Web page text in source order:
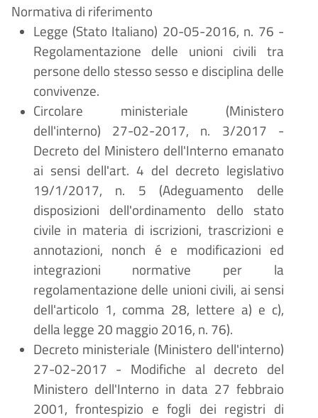
Normativa di riferimento
Legge (Stato Italiano) 20-05-2016, n. 76 -
Regolamentazione delle unioni civili tra
persone dello stesso sesso e disciplina delle
convivenze.
Circolare ministeriale (Ministero
dell'interno) 27-02-2017, n. 3/2017 -
Decreto del Ministero dell'Interno emanato
ai sensi dell'art. 4 del decreto legislativo
19/1/2017, n. 5 (Adeguamento delle
disposizioni dell'ordinamento dello stato
civile in materia di iscrizioni, trascrizioni e
annotazioni, nonch é e modificazioni ed
integrazioni normative per la
regolamentazione delle unioni civili, ai sensi
dell'articolo 1, comma 28, lettere a) e c),
della legge 20 maggio 2016, n. 76).
Decreto ministeriale (Ministero dell'interno)
27-02-2017 - Modifiche al decreto del
Ministero dell'Interno in data 27 febbraio
2001, frontespizio e fogli dei registri di